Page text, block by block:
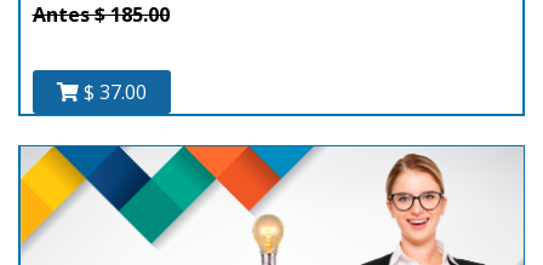
Antes $ 185.00
$ 37.00